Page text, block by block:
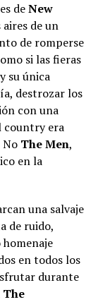
deNew
de un
de romperse
si las fieras
su única
destrozar los
con una
country era
No The Men,
en la
una salvaje
de ruido,
en todos los
durante
The